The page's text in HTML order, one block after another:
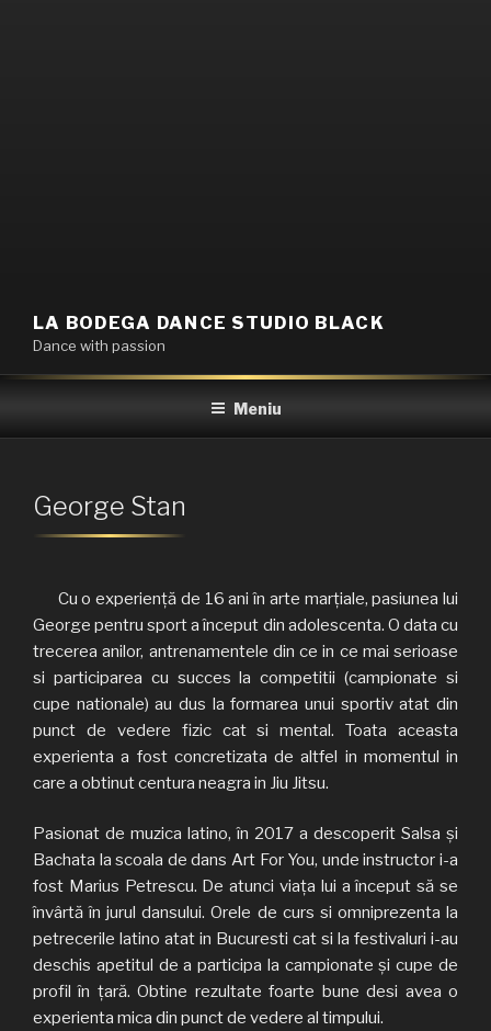
LA BODEGA DANCE STUDIO BLACK
Dance with passion
Meniu
George Stan
Cu o experiență de 16 ani în arte marțiale, pasiunea lui
George pentru sport a început din adolescenta. O data cu
trecerea anilor, antrenamentele din ce in ce mai serioase
si participarea cu succes la competitii (campionate si
cupe nationale) au dus la formarea unui sportiv atat din
punct de vedere fizic cat si mental. Toata aceasta
experienta a fost concretizata de altfel in momentul in
care a obtinut centura neagra in Jiu Jitsu.
Pasionat de muzica latino, în 2017 a descoperit Salsa și
Bachata la scoala de dans Art For You, unde instructor i-a
fost Marius Petrescu. De atunci viața lui a început să se
învârtă în jurul dansului. Orele de curs si omniprezenta la
petrecerile latino atat in Bucuresti cat si la festivaluri i-au
deschis apetitul de a participa la campionate și cupe de
profil în țară. Obtine rezultate foarte bune desi avea o
experienta mica din punct de vedere al timpului.